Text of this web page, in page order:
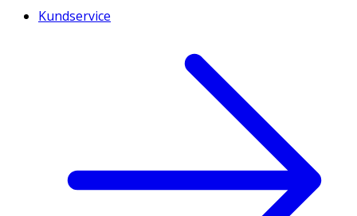
Kundservice